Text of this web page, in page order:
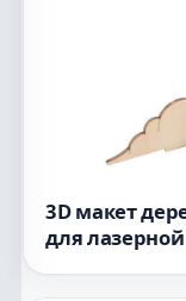
3D макет
для